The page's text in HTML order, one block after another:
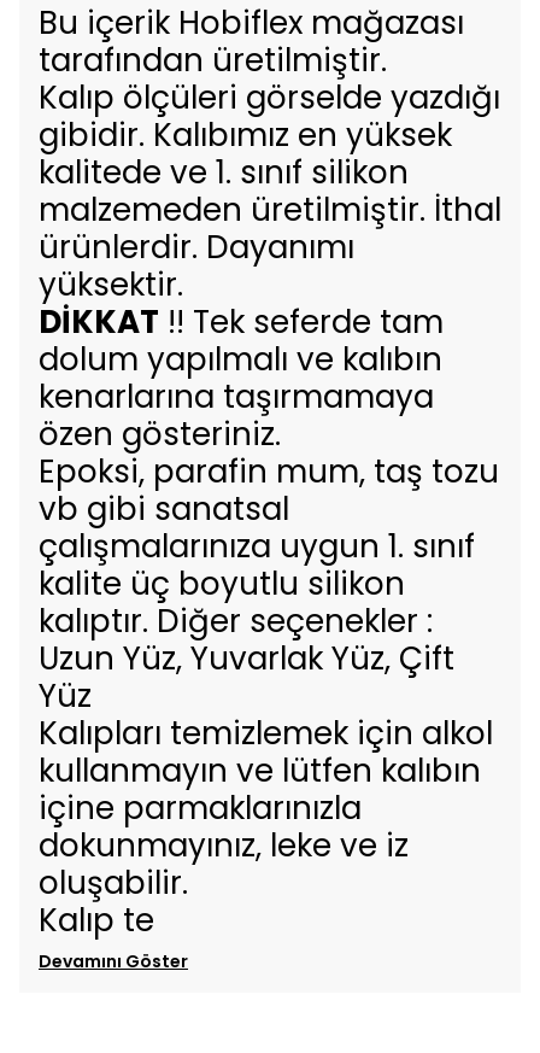
Bu içerik Hobiflex mağazası
tarafından üretilmiştir.
Kalıp ölçüleri görselde yazdığı
gibidir. Kalıbımız en yüksek
kalitede ve 1. sınıf silikon
malzemeden üretilmiştir. İthal
ürünlerdir. Dayanımı
yüksektir.
DİKKAT !! Tek seferde tam
dolum yapılmalı ve kalıbın
kenarlarına taşırmamaya
özen gösteriniz.
Epoksi, parafin mum, taş tozu
vb gibi sanatsal
çalışmalarınıza uygun 1. sınıf
kalite üç boyutlu silikon
kalıptır. Diğer seçenekler :
Uzun Yüz, Yuvarlak Yüz, Çift
Yüz
Kalıpları temizlemek için alkol
kullanmayın ve lütfen kalıbın
içine parmaklarınızla
dokunmayınız, leke ve iz
oluşabilir.
Kalıp te
Devamını Göster